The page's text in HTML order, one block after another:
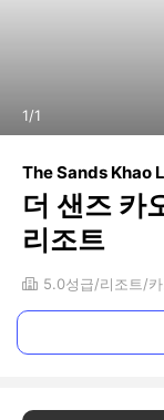
1/1
The Sands Khao
더 샌즈 카
리조트
5.0성급 리조트